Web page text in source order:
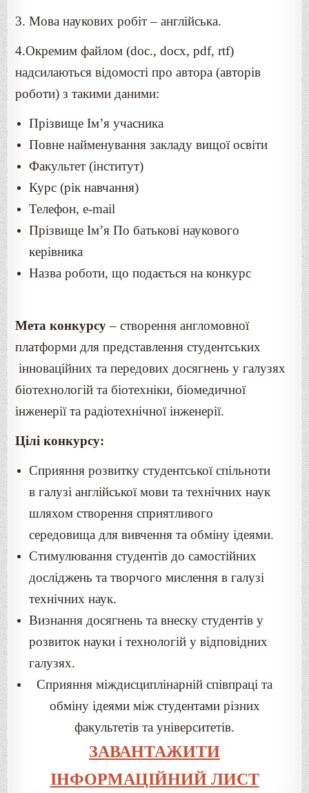
3. Мова наукових робіт – англійська.
4.Окремим файлом (doc., docx, pdf, rtf)
надсилаються відомості про автора (авторів
роботи) з такими даними:
Прізвище Ім’я учасника
Повне найменування закладу вищої освіти
Факультет (інститут)
Курс (рік навчання)
Телефон, e-mail
Прізвище Ім’я По батькові наукового
керівника
Назва роботи, що подається на конкурс
Мета конкурсу– створення англомовної
платформи для представлення студентських
інноваційних та передових досягнень у галузях
біотехнологій та біотехніки, біомедичної
інженерії та радіотехнічної інженерії.
Цілі конкурсу:
Сприяння розвитку студентської спільноти
в галузі англійської мови та технічних наук
шляхом створення сприятливого
середовища для вивчення та обміну ідеями.
Стимулювання студентів до самостійних
досліджень та творчого мислення в галузі
технічних наук.
Визнання досягнень та внеску студентів у
розвиток науки і технологій у відповідних
галузях.
Сприяння міждисциплінарній співпраці та
обміну ідеями між студентами різних
факультетів та університетів.
ЗАВАНТАЖИТИ
ІНФОРМАЦІЙНИЙ ЛИСТ